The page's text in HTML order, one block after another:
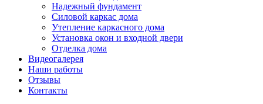
Надежный фундамент
Силовой каркас дома
Утепление каркасного дома
Установка окон и входной двери
Отделка дома
Видеогалерея
Наши работы
Отзывы
Контакты